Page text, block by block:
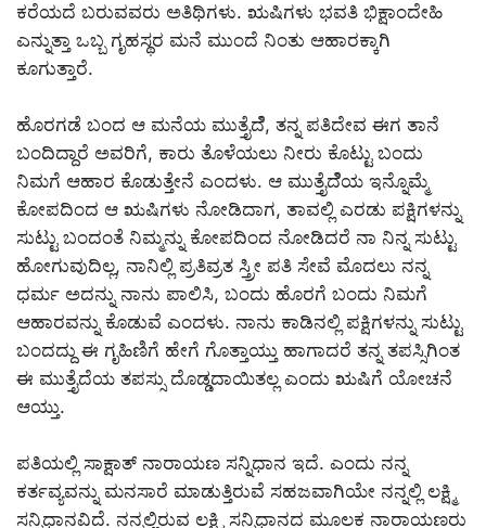
ಕರೆಯದೆ ಬರುವವರು ಅತಿಥಿಗಳು. ಋಷಿಗಳು ಭವತಿ ಭಿಕ್ಷಾಂದೇಹಿ
ಎನ್ನುತ್ತಾ ಒಬ್ಬ ಗೃಹಸ್ಥರ ಮನೆ ಮುಂದೆ ನಿಂತು ಆಹಾರಕ್ಕಾಗಿ
ಕೂಗುತ್ತಾರೆ.
ಹೊರಗಡೆ ಬಂದ ಆ ಮನೆಯ ಮುತ್ತೈದೆೆ, ತನ್ನ ಪತಿದೇವ ಈಗ ತಾನೆ
ಬಂದಿದ್ದಾರೆ ಅವರಿಗೆ, ಕಾರು ತೊಳೆಯಲು ನೀರು ಕೊಟ್ಟು ಬಂದು
ನಿಮಗೆ ಆಹಾರ ಕೊಡುತ್ತೇನೆ ಎಂದಳು. ಆ ಮುತ್ತೈದೆೆಯ ಇನ್ನೊಮ್ಮೆ
ಕೋಪದಿಂದ ಆ ಋಷಿಗಳು ನೋಡಿದಾಗ, ತಾವಲ್ಲಿ ಎರಡು ಪಕ್ಷಿಗಳನ್ನು
ಸುಟ್ಟು ಬಂದಂತೆ ನಿಮ್ಮನ್ನು ಕೋಪದಿಂದ ನೋಡಿದರೆ ನಾ ನಿನ್ನ ಸುಟ್ಟು
ಹೋಗುವುದಿಲ್ಲ, ನಾನಿಲ್ಲಿ ಪ್ರತಿವ್ರತ ಸ್ತ್ರೀ ಪತಿ ಸೇವೆ ಮೊದಲು ನನ್ನ
ಧರ್ಮ ಅದನ್ನು ನಾನು ಪಾಲಿಸಿ, ಬಂದು ಹೊರಗೆ ಬಂದು ನಿಮಗೆ
ಆಹಾರವನ್ನು ಕೊಡುವೆ ಎಂದಳು. ನಾನು ಕಾಡಿನಲ್ಲಿ ಪಕ್ಷಿಗಳನ್ನು ಸುಟ್ಟು
ಬಂದದ್ದು ಈ ಗೃಹಿಣಿಗೆ ಹೇಗೆ ಗೊತ್ತಾಯ್ತು ಹಾಗಾದರೆ ತನ್ನ ತಪಸ್ಸಿಗಿಂತ
ಈ ಮುತ್ತೈದೆಯ ತಪಸ್ಸು ದೊಡ್ಡದಾಯಿತಲ್ಲ ಎಂದು ಋಷಿಗೆ ಯೋಚನೆ
ಆಯ್ತು.
ಪತಿಯಲ್ಲಿ ಸಾಕ್ಷಾತ್ ನಾರಾಯಣ ಸನ್ನಿಧಾನ ಇದೆ. ಎಂದು ನನ್ನ
ಕರ್ತವ್ಯವನ್ನು ಮನಸಾರೆ ಮಾಡುತ್ತಿರುವೆ ಸಹಜವಾಗಿಯೇ ನನ್ನಲ್ಲಿ ಲಕ್ಷ್ಮಿ
ಸನ್ನಿಧಾನವಿದೆ. ನನ್ನಲ್ಲಿರುವ ಲಕ್ಷ್ಮಿ ಸನ್ನಿಧಾನದ ಮೂಲಕ ನಾರಾಯಣರು